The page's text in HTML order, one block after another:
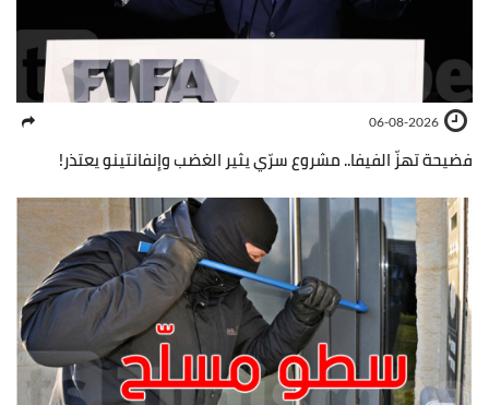
06-08-2026
فضيحة تهزّ الفيفا.. مشروع سرّي يثير الغضب وإنفانتينو يعتذر!